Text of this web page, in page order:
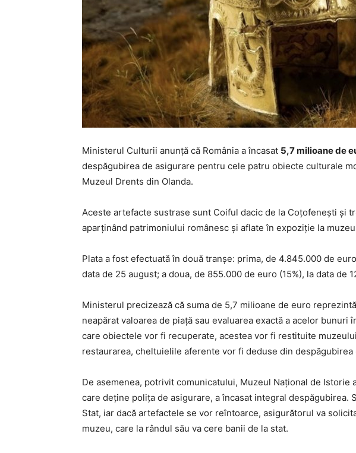
Ministerul Culturii anunță că România a încasat 5,7 milioane de
despăgubirea de asigurare pentru cele patru obiecte culturale
Muzeul Drents din Olanda.
Aceste artefacte sustrase sunt Coiful dacic de la Coțofenești și
aparținând patrimoniului românesc și aflate în expoziție la
Plata a fost efectuată în două tranșe: prima, de 4.845.000 de
data de 25 august; a doua, de 855.000 de euro (15%), la data de
Ministerul precizează că suma de 5,7 milioane de euro reprezintă
neapărat valoarea de piață sau evaluarea exactă a acelor bunuri
care obiectele vor fi recuperate, acestea vor fi restituite
restaurarea, cheltuielile aferente vor fi deduse din despăgubirea
De asemenea, potrivit comunicatului, Muzeul Național de Istorie
care deține polița de asigurare, a încasat integral despăgubirea.
Stat, iar dacă artefactele se vor reîntoarce, asigurătorul va
muzeu, care la rândul său va cere banii de la stat.